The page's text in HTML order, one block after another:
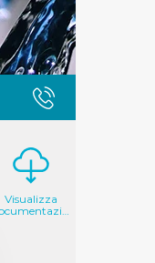
Visualizza
Documentazione